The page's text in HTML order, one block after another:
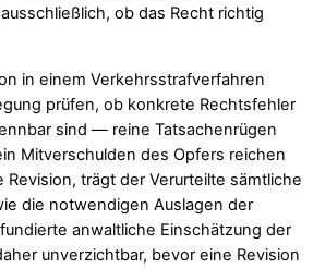
ob das Recht richtig
in einem Verkehrsstrafverfahren
prüfen, ob konkrete Rechtsfehler
sind — reine Tatsachenrügen
Mitverschulden des Opfers reichen
Revision, trägt der Verurteilte sämtliche
die notwendigen Auslagen der
anwaltliche Einschätzung der
unverzichtbar, bevor eine Revision